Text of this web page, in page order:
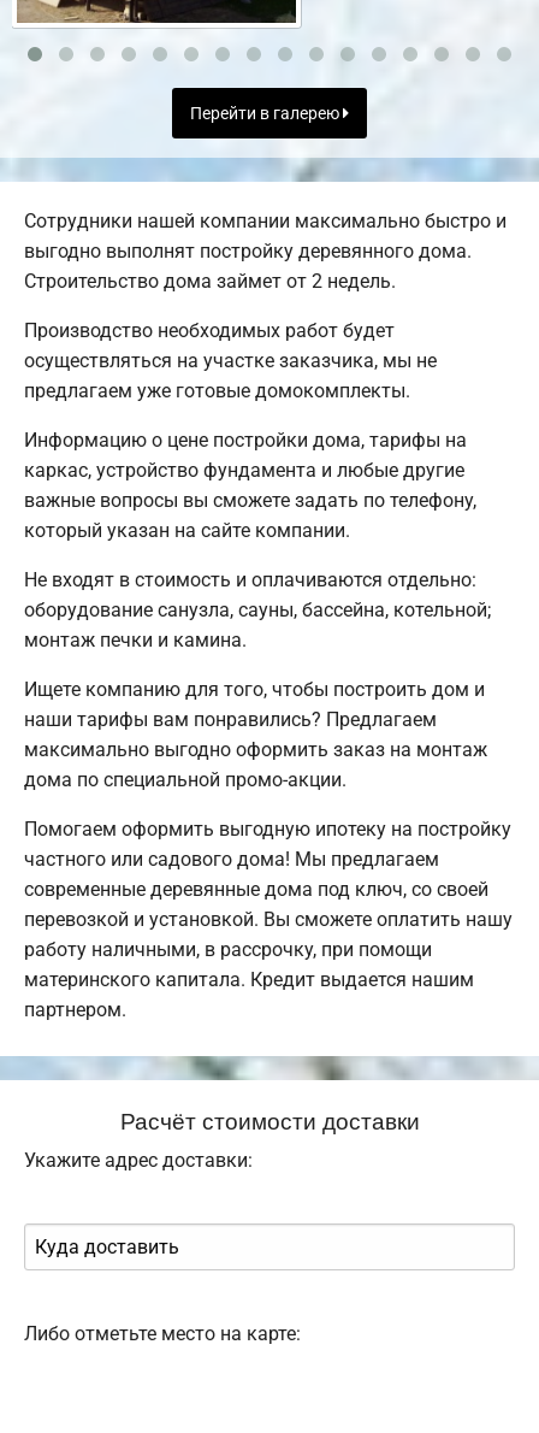
Перейти в галерею
Сотрудники нашей компании максимально быстро и
выгодно выполнят постройку деревянного дома.
Строительство дома займет от 2 недель.
Производство необходимых работ будет
осуществляться на участке заказчика, мы не
предлагаем уже готовые домокомплекты.
Информацию о цене постройки дома, тарифы на
каркас, устройство фундамента и любые другие
важные вопросы вы сможете задать по телефону,
который указан на сайте компании.
Не входят в стоимость и оплачиваются отдельно:
оборудование санузла, сауны, бассейна, котельной;
монтаж печки и камина.
Ищете компанию для того, чтобы построить дом и
наши тарифы вам понравились? Предлагаем
максимально выгодно оформить заказ на монтаж
дома по специальной промо-акции.
Помогаем оформить выгодную ипотеку на постройку
частного или садового дома! Мы предлагаем
современные деревянные дома под ключ, со своей
перевозкой и установкой. Вы сможете оплатить нашу
работу наличными, в рассрочку, при помощи
материнского капитала. Кредит выдается нашим
партнером.
Расчёт стоимости доставки
Укажите адрес доставки:
Либо отметьте место на карте: